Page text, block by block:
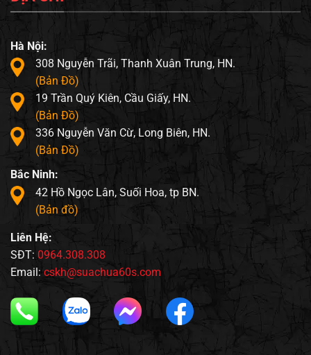
Hà Nội:
308 Nguyễn Trãi, Thanh Xuân Trung, HN.
(Bản Đồ)
19 Trần Quý Kiên, Cầu Giấy, HN.
(Bản Đồ)
336 Nguyễn Văn Cừ, Long Biên, HN.
(Bản Đồ)
Bắc Ninh:
42 Hồ Ngọc Lân, Suối Hoa, tp BN.
(Bản đồ)
Liên Hệ:
SĐT: 0964.308.308
Email: cskh@suachua60s.com